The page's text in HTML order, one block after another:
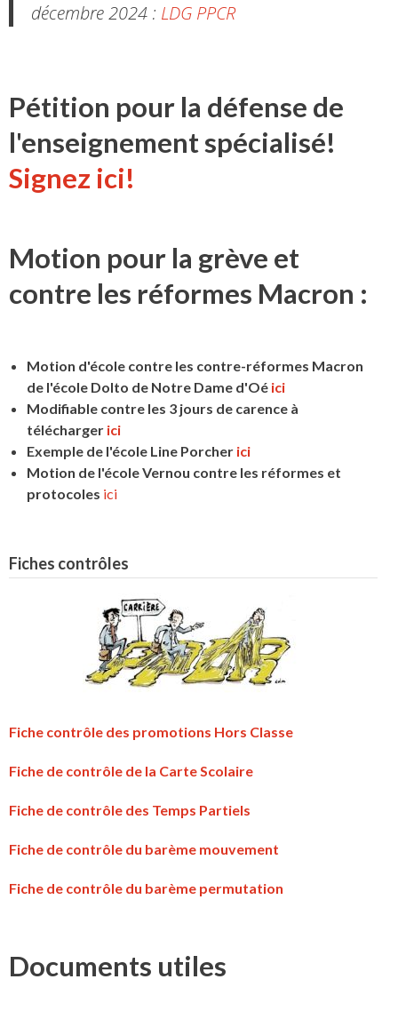
décembre 2024 : LDG PPCR
Pétition pour la défense de
l'enseignement spécialisé!
Signez ici!
Motion pour la grève et
contre les réformes Macron :
Motion d'école contre les contre-réformes Macron
de l'école Dolto de Notre Dame d'Oé ici
Modifiable contre les 3 jours de carence à
télécharger ici
Exemple de l'école Line Porcher ici
Motion de l'école Vernou contre les réformes et
protocoles ici
Fiches contrôles
Fiche contrôle des promotions Hors Classe
Fiche de contrôle de la Carte Scolaire
Fiche de contrôle des Temps Partiels
Fiche de contrôle du barème mouvement
Fiche de contrôle du barème permutation
Documents utiles